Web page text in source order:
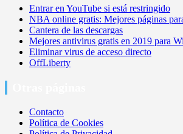
Entrar en YouTube si está restringido
NBA online gratis: Mejores páginas
Cantera de las descargas
Mejores antivirus gratis en 2019 para
Eliminar virus de acceso directo
OffLiberty
Contacto
Política de Cookies